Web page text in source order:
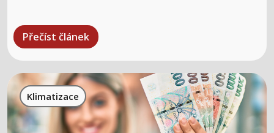
Přečíst článek
Klimatizace